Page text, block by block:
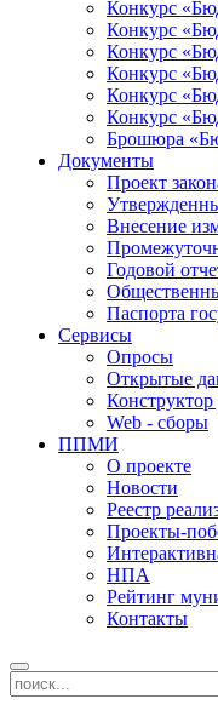
Конкурс
Конкурс
Конкурс
Конкурс
Конкурс
Конкурс
Брошюра
Документы
Проект
Внесение
Годовой
Паспорта
Сервисы
Опросы
Открытые
Web - сборы
ППМИ
О проекте
Новости
Реестр
Проекты-
НПА
Рейтинг
Контакты